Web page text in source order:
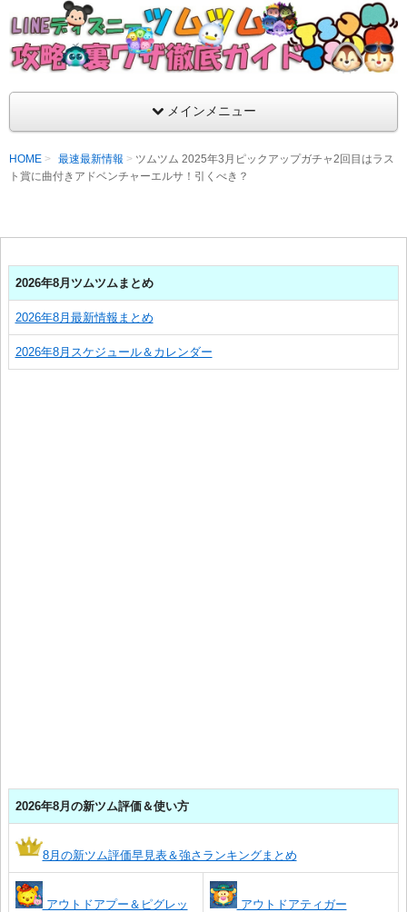
LINEディズニー ツムツム攻略・裏ワザ徹底
支持率No1！痒いところに手が届くツムツム攻略サイト！新ツ
ラ評価も丁寧に解説！ツムツムを120％楽しめるサイトを目指し
メインメニュー
HOME 最速最新情報
ツムツム 2025年3月ピックアップガチャ2回目はラス
ト賞に曲付きアドベンチャーエルサ！引くべき？
2026年8月ツムツムまとめ
2026年8月最新情報まとめ
2026年8月スケジュール＆カレンダー
2026年8月の新ツム評価＆使い方
8月の新ツム評価早見表＆強さランキングまとめ
アウトドアプー＆ピグレッ
アウトドアティガー